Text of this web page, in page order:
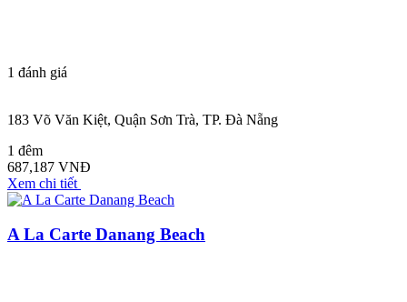
1 đánh giá
183 Võ Văn Kiệt, Quận Sơn Trà, TP. Đà Nẵng
1 đêm
687,187 VNĐ
Xem chi tiết
A La Carte Danang Beach